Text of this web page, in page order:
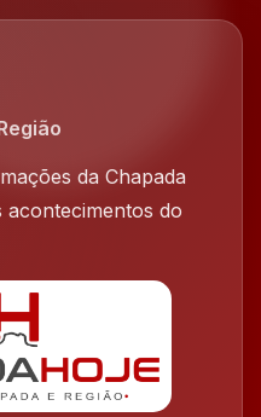
da Chapada
acontecimentos do